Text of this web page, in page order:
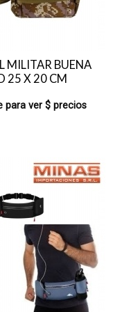
MILITAR BUENA
25 X 20 CM
para ver $ precios